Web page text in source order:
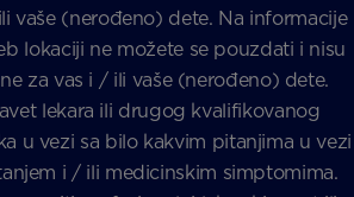
vaše (nerođeno) dete. Na informacije
lokaciji ne možete se pouzdati i nisu
za vas i / ili vaše (nerođeno) dete.
lekara ili drugog kvalifikovanog
u vezi sa bilo kakvim pitanjima u vezi
i / ili medicinskim simptomima.